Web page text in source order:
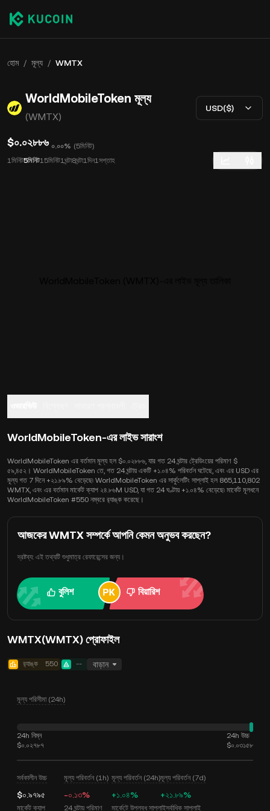
হোম / মূল্য / WMTX
WorldMobileToken মূল্য
(WMTX)
USD($)
$০.০২৮৮৬ ০.০০% (5মিনিট)
1মিনিট5মিনিট15মিনিট1ঘন্টা8ঘন্টা1দিন1সপ্তাহ
WorldMobileToken-এর লাইভ সারাংশ
WorldMobileToken এর বর্তমান মূল্য হল $০.০২৮৮৬, যার গত 24 ঘন্টার ট্রেডিংয়ের পরিমাণ $
৫৯,৪৫২। WorldMobileToken তে, গত 24 ঘন্টায় একটি +১.০৪% পরিবর্তন ঘটেছে, এবং এর USD এর
মূল্য গত 7 দিনে +২১.৮৯% বেড়েছে৷ WorldMobileToken এর সার্কুলেটিং সাপ্লাই হল 865,110,802
WMTX, এবং এর বর্তমান মার্কেট ক্যাপ ২৪.৮৬M USD, যা গত 24 ঘণ্টায় +১.০৪% বেড়েছে৷ মার্কেট মূলধনে
WorldMobileToken #550 নম্বরে র‍্যাঙ্ক করেছে।
আজকের WMTX সম্পর্কে আপনি কেমন অনুভব করছেন?
দ্রষ্টব্য: এই তথ্যটি শুধুমাত্র রেফারেন্সের জন্য।
বুলিশ বিয়ারিশ
WMTX(WMTX) প্রোফাইল
র‍্যাঙ্ক 550 -- বাড়ান
মূল্য পরিসীমা (24h)
24h নিম্ন
$০.০২৭৮৭
24h উচ্চ
$০.০৩১৫৮
সর্বকালীন উচ্চ
$০.৯৭৯৫
মূল্য পরিবর্তন (1h)
-০.১৩%
মূল্য পরিবর্তন (24h)
+১.০৪%
মূল্য পরিবর্তন (7d)
+২১.৮৯%
মার্কেট ক্যাপ 24 ঘন্টায় পরিমাণ মার্কেটে উপলব্ধ সাপ্লাইসর্বাধিক সাপ্লাই